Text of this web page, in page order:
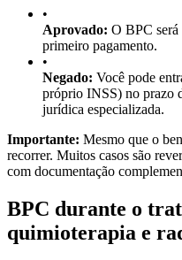
•
Aprovado: O BPC será
primeiro pagamento.
•
Negado: Você pode
próprio INSS) no prazo
jurídica especializada.
Importante: Mesmo que o
recorrer. Muitos casos são
com documentação
BPC durante o
quimioterapia e